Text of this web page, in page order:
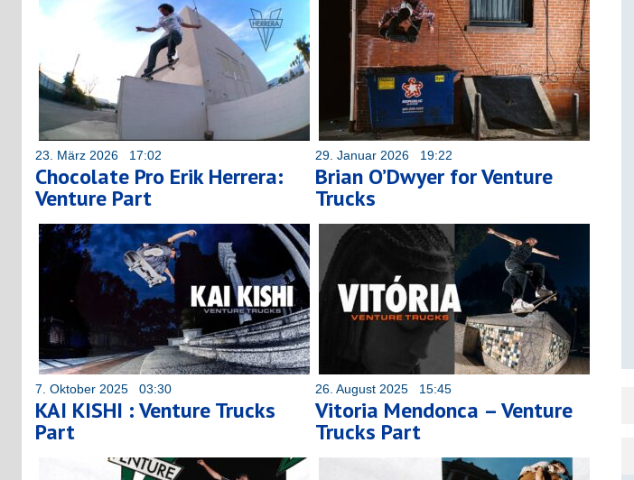
23. März 2026 17:02
Chocolate Pro Erik Herrera:
Venture Part
29. Januar 2026 19:22
Brian O’Dwyer for Venture
Trucks
7. Oktober 2025 03:30
KAI KISHI : Venture Trucks
Part
26. August 2025 15:45
Vitoria Mendonca – Venture
Trucks Part